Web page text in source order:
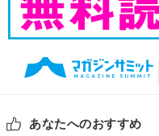
あなたへのおすすめ